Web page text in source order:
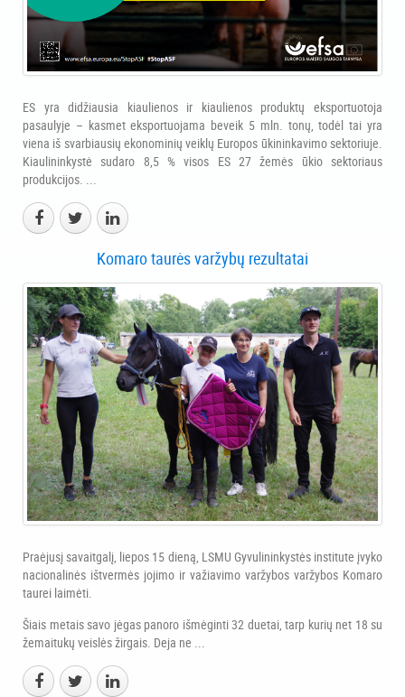
ES yra didžiausia kiaulienos ir kiaulienos produktų eksportuotoja
pasaulyje – kasmet eksportuojama beveik 5 mln. tonų, todėl tai yra
viena iš svarbiausių ekonominių veiklų Europos ūkininkavimo sektoriuje.
Kiaulininkystė sudaro 8,5 % visos ES 27 žemės ūkio sektoriaus
produkcijos. ...
Komaro taurės varžybų rezultatai
Praėjusį savaitgalį, liepos 15 dieną, LSMU Gyvulininkystės institute įvyko
nacionalinės ištvermės jojimo ir važiavimo varžybos varžybos Komaro
taurei laimėti.
Šiais metais savo jėgas panoro išmėginti 32 duetai, tarp kurių net 18 su
žemaitukų veislės žirgais. Deja ne ...